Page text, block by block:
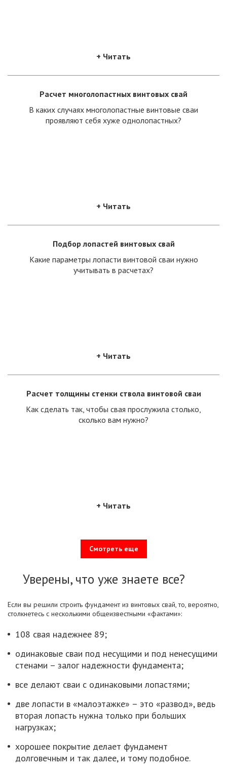
+ Читать
Расчет многолопастных винтовых свай
В каких случаях многолопастные винтовые сваи
проявляют себя хуже однолопастных?
+ Читать
Подбор лопастей винтовых свай
Какие параметры лопасти винтовой сваи нужно
учитывать в расчетах?
+ Читать
Расчет толщины стенки ствола винтовой сваи
Как сделать так, чтобы свая прослужила столько,
сколько вам нужно?
+ Читать
Смотреть еще
Уверены, что уже знаете все?
Если вы решили строить фундамент из винтовых свай, то, вероятно,
столкнетесь с несколькими общеизвестными «фактами»:
108 свая надежнее 89;
одинаковые сваи под несущими и под ненесущими
стенами – залог надежности фундамента;
все делают сваи с одинаковыми лопастями;
две лопасти в «малоэтажке» – это «развод», ведь
вторая лопасть нужна только при больших
нагрузках;
хорошее покрытие делает фундамент
долговечным и так далее, и тому подобное.